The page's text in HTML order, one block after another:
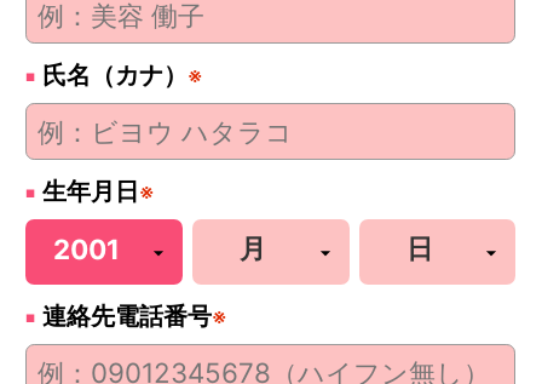
氏名（カナ） ※
生年月日 ※
連絡先電話番号※